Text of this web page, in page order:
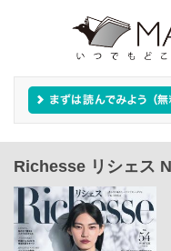
Richesse リシェス